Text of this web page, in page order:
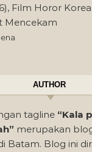
Film Horor
Mencekam
AUTHOR
tagline “Kala
merupakan
Batam. Blog ini